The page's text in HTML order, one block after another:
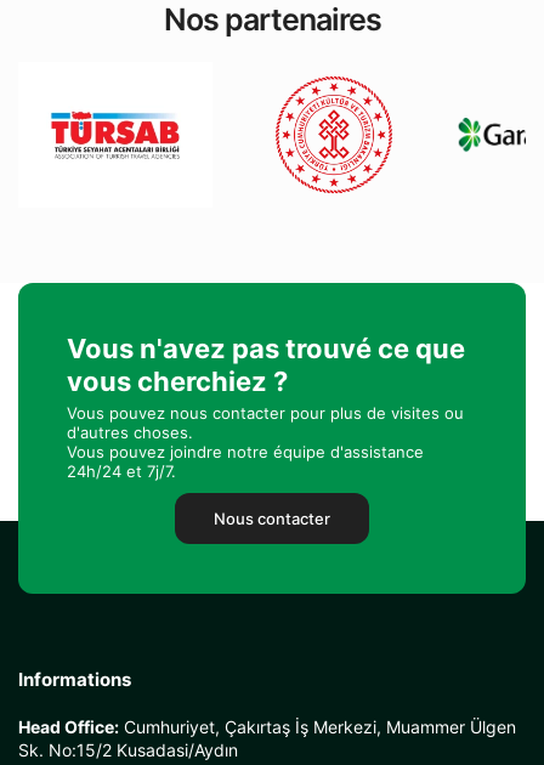
Nos partenaires
Vous n'avez pas trouvé ce que
vous cherchiez ?
Vous pouvez nous contacter pour plus de visites ou
d'autres choses.
Vous pouvez joindre notre équipe d'assistance
24h/24 et 7j/7.
Nous contacter
Informations
Head Office: Cumhuriyet, Çakırtaş İş Merkezi, Muammer Ülgen
Sk. No:15/2 Kusadasi/Aydın